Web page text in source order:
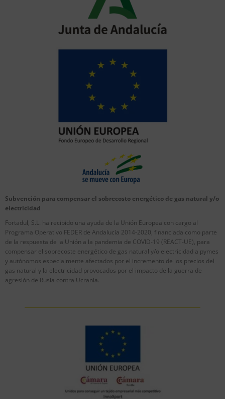
Subvención para compensar el sobrecosto energético de gas natural y/o
electricidad
Fortadul, S.L. ha recibido una ayuda de la Unión Europea con cargo al
Programa Operativo FEDER de Andalucía 2014-2020, financiada como parte
de la respuesta de la Unión a la pandemia de COVID-19 (REACT-UE), para
compensar el sobrecoste energético de gas natural y/o electricidad a pymes
y autónomos especialmente afectados por el incremento de los precios del
gas natural y la electricidad provocados por el impacto de la guerra de
agresión de Rusia contra Ucrania.